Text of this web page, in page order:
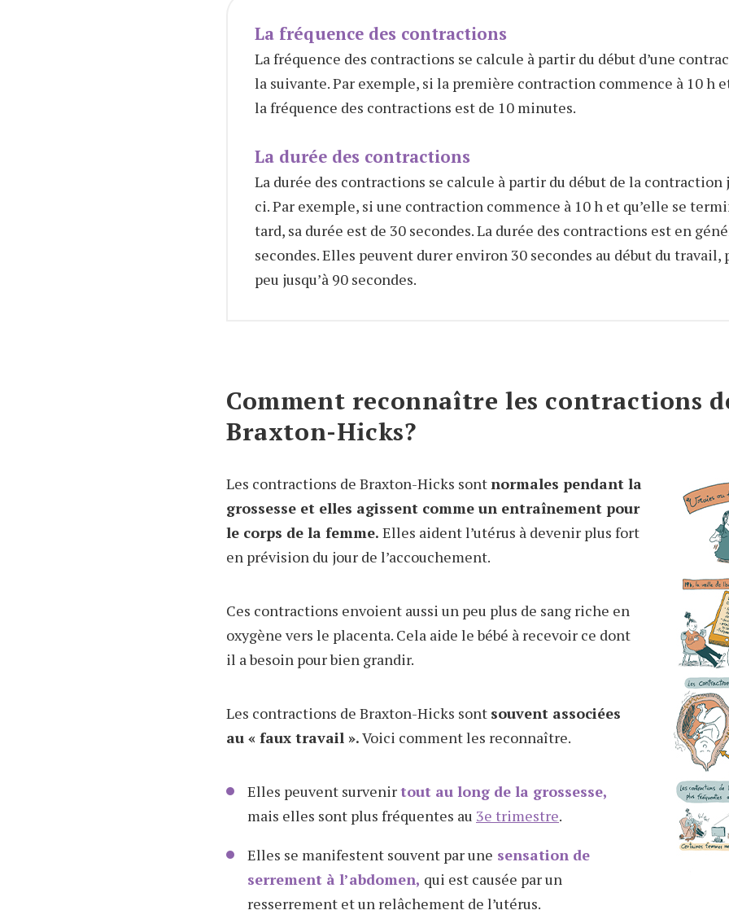
La fréquence des contractions
La fréquence des contractions se calcule à partir du début d’une
la suivante. Par exemple, si la première contraction commence à 10 h
la fréquence des contractions est de 10 minutes.
La durée des contractions
La durée des contractions se calcule à partir du début de la contraction
ci. Par exemple, si une contraction commence à 10 h et qu’elle se
tard, sa durée est de 30 secondes. La durée des contractions est en
secondes. Elles peuvent durer environ 30 secondes au début du travail,
peu jusqu’à 90 secondes.
Comment reconnaître les contractions
Braxton-Hicks?
Les contractions de Braxton-Hicks sontnormales pendant la
grossesse et elles agissent comme un entraînement pour
le corps de la femme. Elles aident l’utérus à devenir plus fort
en prévision du jour de l’accouchement.
Ces contractions envoient aussi un peu plus de sang riche en
oxygène vers le placenta. Cela aide le bébé à recevoir ce dont
il a besoin pour bien grandir.
Les contractions de Braxton-Hicks sont souvent associées
au « faux travail ».Voici comment les reconnaître.
Elles peuvent survenirtout au long de la grossesse,
mais elles sont plus fréquentes au 3e trimestre.
Elles se manifestent souvent par une sensation de
serrement à l’abdomen, qui est causée par un
resserrement et un relâchement de l’utérus.